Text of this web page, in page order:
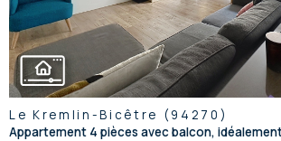
Le Kremlin-Bicêtre (94270)
Appartement 4 pièces avec balcon,